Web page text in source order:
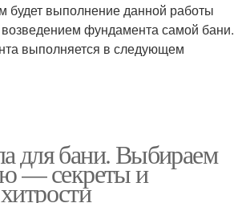
будет выполнение данной работы
фундамента самой бани.
выполняется в следующем
для бани. Выбираем
— секреты и